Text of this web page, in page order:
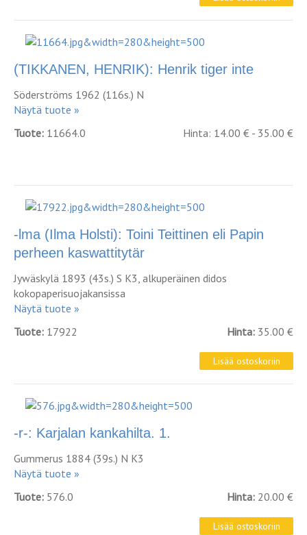
(TIKKANEN, HENRIK): Henrik tiger inte
Söderströms 1962 (116s.) N
Näytä tuote »
Tuote: 11664.0 Hinta: 14.00 € - 35.00 €
-lma (Ilma Holsti): Toini Teittinen eli Papin
perheen kaswattitytär
Jywäskylä 1893 (43s.) S K3, alkuperäinen didos
kokopaperisuojakansissa
Näytä tuote »
Tuote: 17922 Hinta: 35.00 €
-r-: Karjalan kankahilta. 1.
Gummerus 1884 (39s.) N K3
Näytä tuote »
Tuote: 576.0 Hinta: 20.00 €